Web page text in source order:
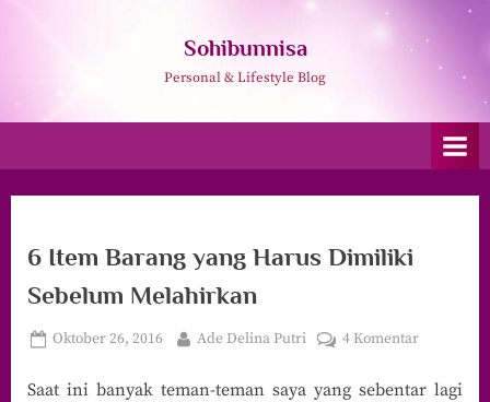
Sohibunnisa
Personal & Lifestyle Blog
6 Item Barang yang Harus Dimiliki
Sebelum Melahirkan
Posted
Oktober 26, 2016 By
Ade Delina Putri 4 Komentarpada
Item
Saat ini banyak teman-teman saya yang sebentar lagi